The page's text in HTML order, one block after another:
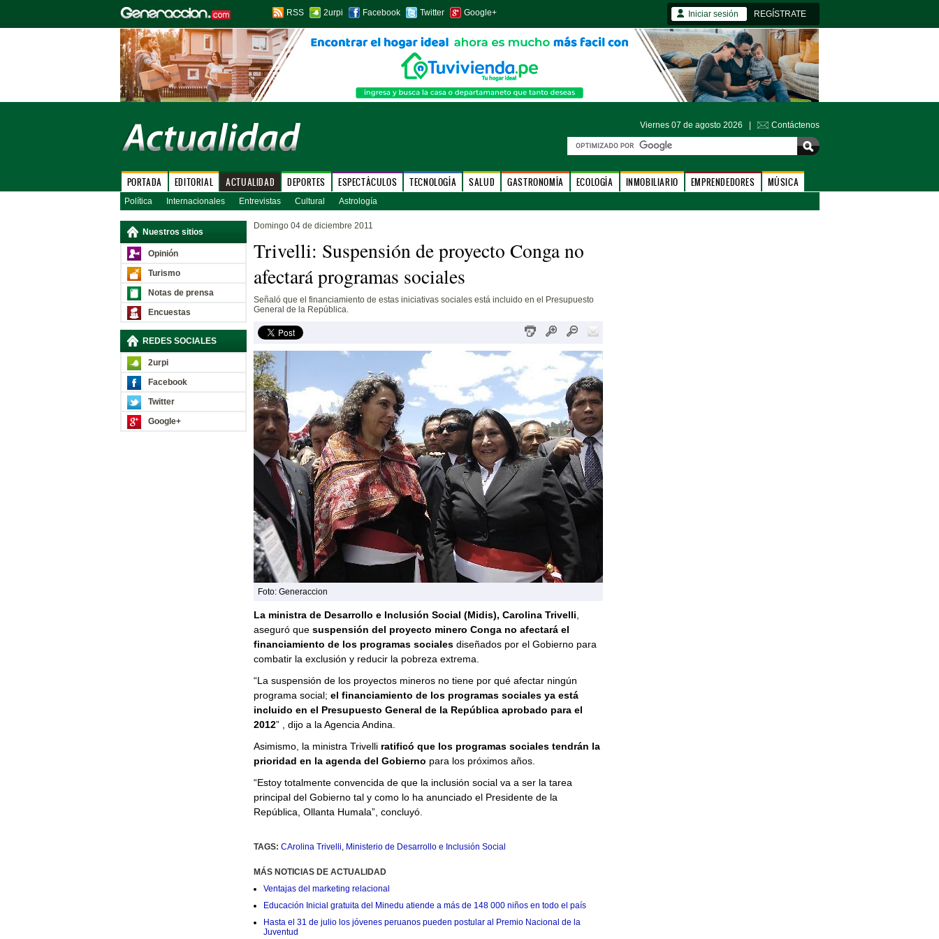
RSS 2urpi Facebook Twitter Google+ Iniciar sesión REGÍSTRATE
Viernes 07 de agosto 2026 | Contáctenos
PORTADA EDITORIAL ACTUALIDAD DEPORTES ESPECTÁCULOS TECNOLOGÍA SALUD GASTRONOMÍA ECOLOGÍA INMOBILIARIO EMPRENDEDORES MÚSICA
Política Internacionales Entrevistas Cultural Astrología
Nuestros sitios
Opinión
Turismo
Notas de prensa
Encuestas
REDES SOCIALES
2urpi
Facebook
Twitter
Google+
Domingo 04 de diciembre 2011
Trivelli: Suspensión de proyecto Conga no
afectará programas sociales
Señaló que el financiamiento de estas iniciativas sociales está incluido en el Presupuesto
General de la República.
Foto: Generaccion
La ministra de Desarrollo e Inclusión Social (Midis), Carolina Trivelli
aseguró que suspensión del proyecto minero Conga no afectará el
financiamiento de los programas socialesdiseñados por el Gobierno para
combatir la exclusión y reducir la pobreza extrema.
“La suspensión de los proyectos mineros no tiene por qué afectar ningún
programa social; el financiamiento de los programas sociales ya está
incluido en el Presupuesto General de la República aprobado para el
2012” , dijo a la Agencia Andina.
Asimismo, la ministra Trivelli ratificó que los programas sociales tendrán la
prioridad en la agenda del Gobierno para los próximos años.
“Estoy totalmente convencida de que la inclusión social va a ser la tarea
principal del Gobierno tal y como lo ha anunciado el Presidente de la
República, Ollanta Humala”, concluyó.
TAGS: CArolina Trivelli, Ministerio de Desarrollo e Inclusión Social
MÁS NOTICIAS DE ACTUALIDAD
Ventajas del marketing relacional
Educación Inicial gratuita del Minedu atiende a más de 148 000 niños en todo el país
Hasta el 31 de julio los jóvenes peruanos pueden postular al Premio Nacional de la
Juventud